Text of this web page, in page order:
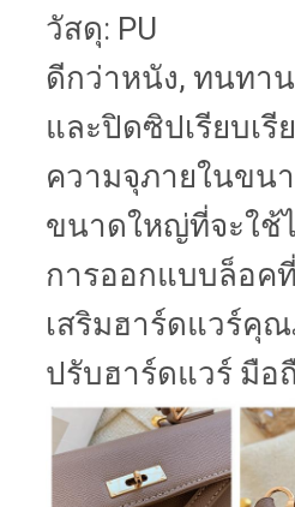
วัสดุ: PU
ดีกว่าหนัง, ทนทา
และปิดซิปเรียบเ
ความจุภายในขน
ขนาดใหญ่ที่จะใช้
การออกแบบล็อค
เสริมฮาร์ดแวร์คุ
ปรับฮาร์ดแวร์ มือ